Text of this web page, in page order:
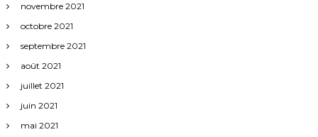
novembre 2021
octobre 2021
septembre 2021
août 2021
juillet 2021
juin 2021
mai 2021